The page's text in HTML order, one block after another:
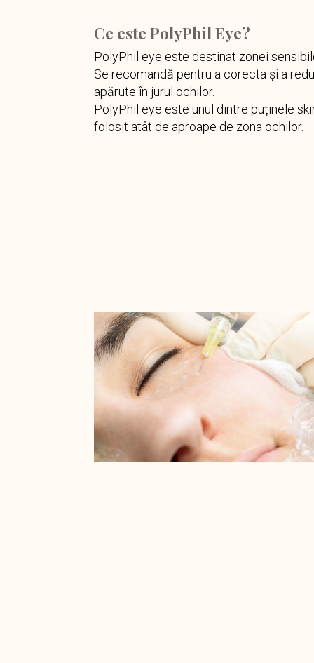
Ce este PolyPhil Eye?
PolyPhil eye este destinat zonei
Se recomandă pentru a corecta și a
apărute în jurul ochilor.
PolyPhil eye este unul dintre puținele
folosit atât de aproape de zona ochilor.